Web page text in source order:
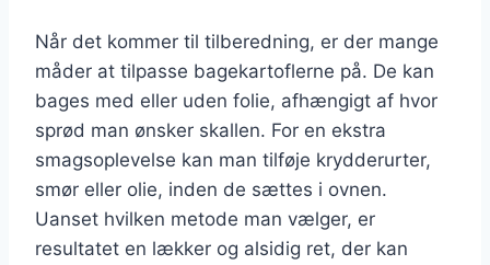
Når det kommer til tilberedning, er der mange
måder at tilpasse bagekartoflerne på. De kan
bages med eller uden folie, afhængigt af hvor
sprød man ønsker skallen. For en ekstra
smagsoplevelse kan man tilføje krydderurter,
smør eller olie, inden de sættes i ovnen.
Uanset hvilken metode man vælger, er
resultatet en lækker og alsidig ret, der kan